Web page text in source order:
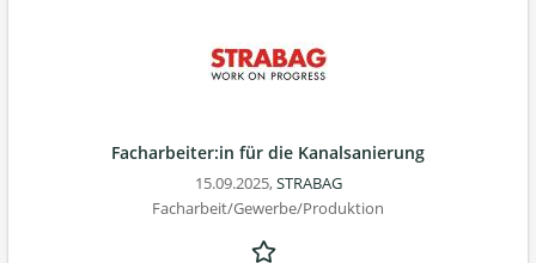
Facharbeiter:in für die Kanalsanierung
15.09.2025,STRABAG
Facharbeit/Gewerbe/Produktion